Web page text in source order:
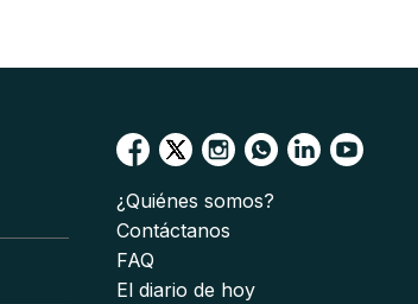
¿Quiénes somos?
Contáctanos
FAQ
El diario de hoy